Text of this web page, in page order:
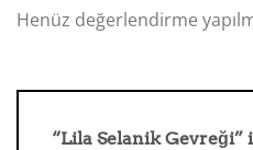
Henüz değerlendirme
“Lila Selanik